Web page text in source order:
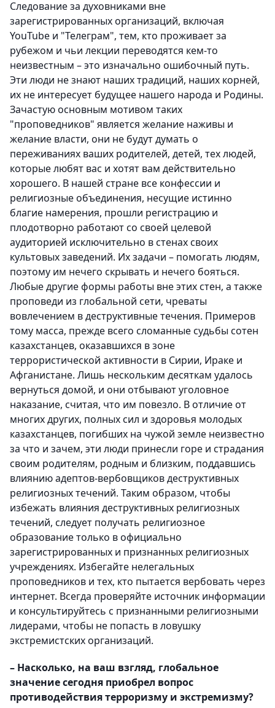
Следование за духовниками вне
зарегистрированных организаций, включая
YouTube и "Телеграм", тем, кто проживает за
рубежом и чьи лекции переводятся кем-то
неизвестным – это изначально ошибочный путь.
Эти люди не знают наших традиций, наших корней,
их не интересует будущее нашего народа и Родины.
Зачастую основным мотивом таких
"проповедников" является желание наживы и
желание власти, они не будут думать о
переживаниях ваших родителей, детей, тех людей,
которые любят вас и хотят вам действительно
хорошего. В нашей стране все конфессии и
религиозные объединения, несущие истинно
благие намерения, прошли регистрацию и
плодотворно работают со своей целевой
аудиторией исключительно в стенах своих
культовых заведений. Их задачи – помогать людям,
поэтому им нечего скрывать и нечего бояться.
Любые другие формы работы вне этих стен, а также
проповеди из глобальной сети, чреваты
вовлечением в деструктивные течения. Примеров
тому масса, прежде всего сломанные судьбы сотен
казахстанцев, оказавшихся в зоне
террористической активности в Сирии, Ираке и
Афганистане. Лишь нескольким десяткам удалось
вернуться домой, и они отбывают уголовное
наказание, считая, что им повезло. В отличие от
многих других, полных сил и здоровья молодых
казахстанцев, погибших на чужой земле неизвестно
за что и зачем, эти люди принесли горе и страдания
своим родителям, родным и близким, поддавшись
влиянию адептов-вербовщиков деструктивных
религиозных течений. Таким образом, чтобы
избежать влияния деструктивных религиозных
течений, следует получать религиозное
образование только в официально
зарегистрированных и признанных религиозных
учреждениях. Избегайте нелегальных
проповедников и тех, кто пытается вербовать через
интернет. Всегда проверяйте источник информации
и консультируйтесь с признанными религиозными
лидерами, чтобы не попасть в ловушку
экстремистских организаций.
– Насколько, на ваш взгляд, глобальное
значение сегодня приобрел вопрос
противодействия терроризму и экстремизму?